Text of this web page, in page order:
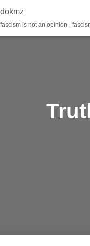
dokmz
fascism is not an opinion -